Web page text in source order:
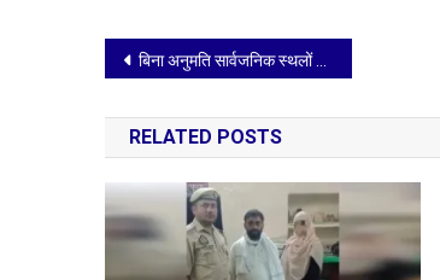
Post
navigation
बिना अनुमति सार्वजनिक स्थलों पर पोस्टर बैनर लगाने वालों पर होगा मुकदमा: नगरायुक्त
RELATED POSTS